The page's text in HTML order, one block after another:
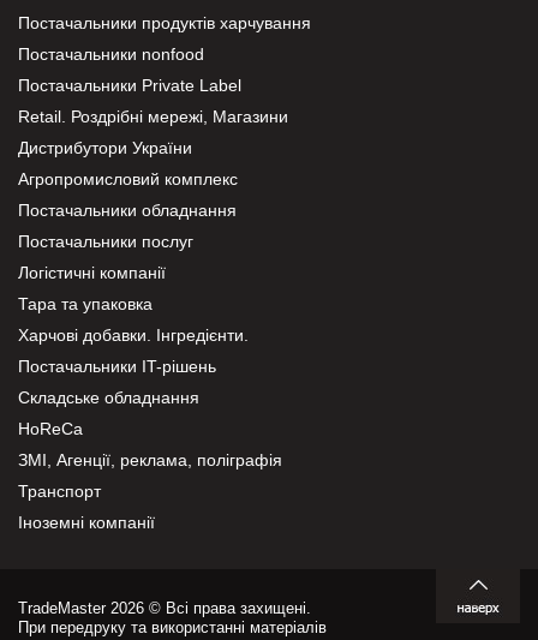
Постачальники продуктів харчування
Постачальники nonfood
Постачальники Private Label
Retail. Роздрібні мережі, Магазини
Дистрибутори України
Агропромисловий комплекс
Постачальники обладнання
Постачальники послуг
Логістичні компанії
Тара та упаковка
Харчові добавки. Інгредієнти.
Постачальники IT-рішень
Складське обладнання
HoReCa
ЗМІ, Агенції, реклама, поліграфія
Транспорт
Іноземні компанії
TradeMaster 2026 © Всі права захищені.
При передруку та використанні матеріалів